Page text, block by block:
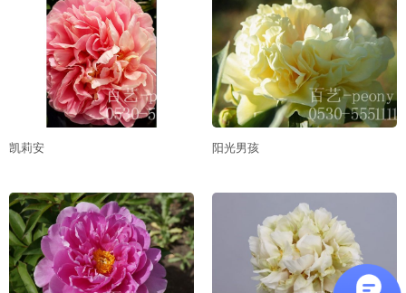
凯莉安 阳光男孩